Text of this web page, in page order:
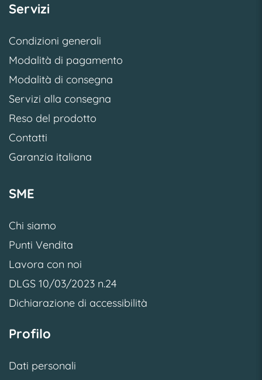
Servizi
Condizioni generali
Modalità di pagamento
Modalità di consegna
Servizi alla consegna
Reso del prodotto
Contatti
Garanzia italiana
SME
Chi siamo
Punti Vendita
Lavora con noi
DLGS 10/03/2023 n.24
Dichiarazione di accessibilità
Profilo
Dati personali